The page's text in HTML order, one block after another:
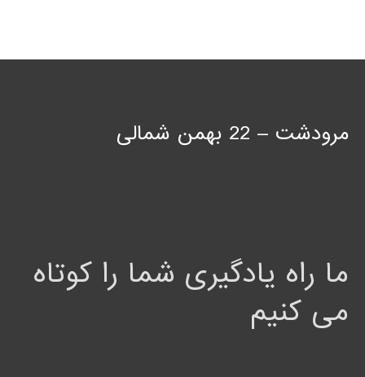
مرودشت – 22 بهمن شمالی
ما راه یادگیری شما را کوتاه
می کنیم